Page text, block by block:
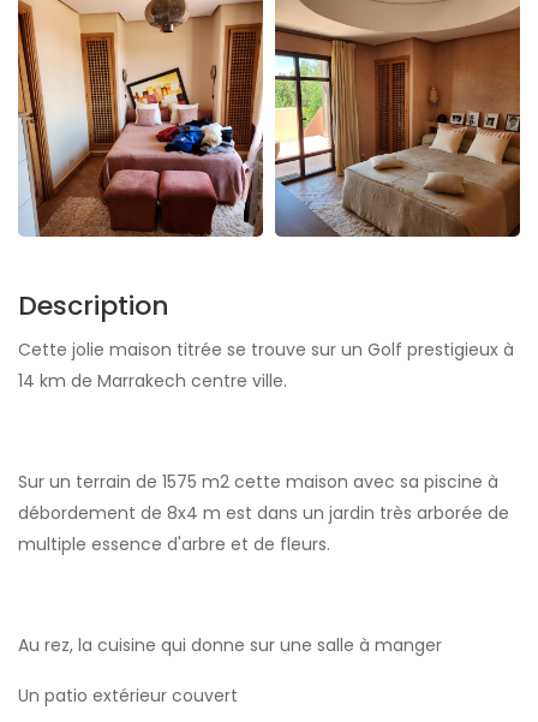
Description
Cette jolie maison titrée se trouve sur un Golf prestigieux à
14 km de Marrakech centre ville.
Sur un terrain de 1575 m2 cette maison avec sa piscine à
débordement de 8x4 m est dans un jardin très arborée de
multiple essence d'arbre et de fleurs.
Au rez, la cuisine qui donne sur une salle à manger
Un patio extérieur couvert